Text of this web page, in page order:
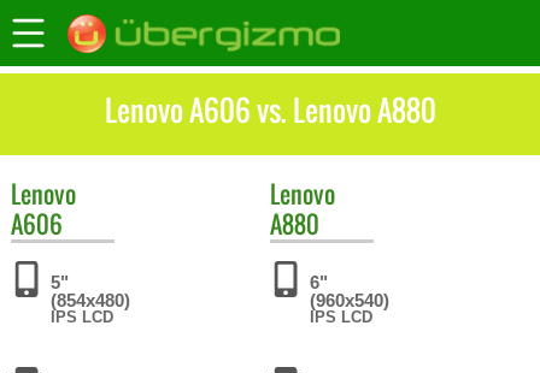
Lenovo A606 vs. Lenovo A880
Lenovo
A606
5"
(854x480)
IPS LCD
Lenovo
A880
6"
(960x540)
IPS LCD